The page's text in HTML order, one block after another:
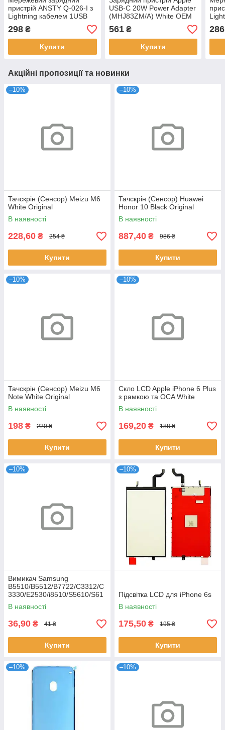
пристрій ANSTY Q-026-I з
Lightning кабелем 1USB
298 ₴
Купити
USB-C 20W Power Adapter
(MHJ83ZM/A) White OEM
561₴
Купити
286
Акційні пропозиції та новинки
–10%
Тачскрін (Сенсор) Meizu M6
White Original
В наявності
228,60 ₴ 254 ₴
Купити
–10%
Тачскрін (Сенсор) Huawei
Honor 10 Black Original
В наявності
887,40 ₴ 986 ₴
Купити
–10%
Тачскрін (Сенсор) Meizu M6
Note White Original
В наявності
198 ₴ 220 ₴
Купити
–10%
Скло LCD Apple iPhone 6 Plus
з рамкою та OCA White
В наявності
169,20 ₴ 188 ₴
Купити
–10%
Вимикач Samsung
B5510/B5512/B7722/C3312/C
3330/E2530/i8510/S5610/S61
02
В наявності
36,90 ₴ 41 ₴
Купити
–10%
Підсвітка LCD для iPhone 6s
В наявності
175,50 ₴ 195 ₴
Купити
–10% –10%